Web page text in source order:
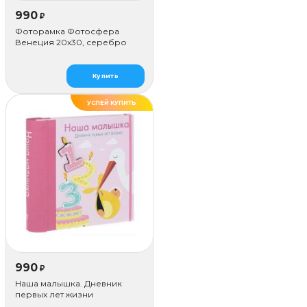
990 ₽
Фоторамка Фотосфера
Венеция 20x30, серебро
Купить
УСПЕЙ КУПИТЬ
990 ₽
Наша малышка. Дневник
первых лет жизни